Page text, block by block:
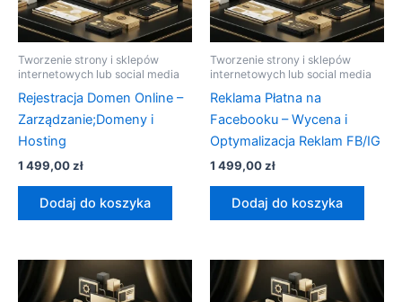
Tworzenie strony i sklepów
internetowych lub social media
Rejestracja Domen Online –
Zarządzanie;Domeny i
Hosting
1 499,00zł
Dodaj do koszyka
Tworzenie strony i sklepów
internetowych lub social media
Reklama Płatna na
Facebooku – Wycena i
Optymalizacja Reklam FB/IG
1 499,00zł
Dodaj do koszyka